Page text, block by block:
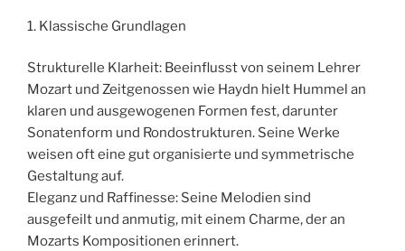
1. Klassische Grundlagen
Strukturelle Klarheit: Beeinflusst von seinem Lehrer
Mozart und Zeitgenossen wie Haydn hielt Hummel an
klaren und ausgewogenen Formen fest, darunter
Sonatenform und Rondostrukturen. Seine Werke
weisen oft eine gut organisierte und symmetrische
Gestaltung auf.
Eleganz und Raffinesse: Seine Melodien sind
ausgefeilt und anmutig, mit einem Charme, der an
Mozarts Kompositionen erinnert.